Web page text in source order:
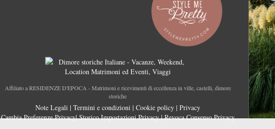
Affiliato a RESIDENZE D'EPOCA - Matrimoni e ricevimenti di eccellenza in ville, castelli, dimore
storiche
Note Legali| Termini e condizioni| Cookie policy| Privacy
Cambia Preferenze Privacy|Storico Impostazioni Privacy|Revoca Consenso Privacy